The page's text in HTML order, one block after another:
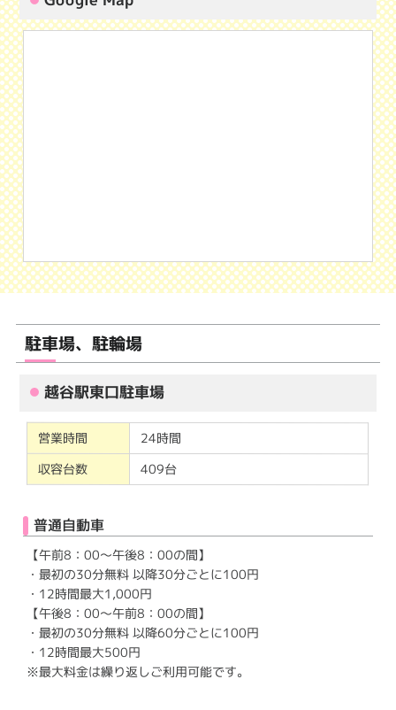
駐車場、駐輪場
越谷駅東口駐車場
営業時間 24時間
収容台数 409台
普通自動車
【午前8：00～午後8：00の間】
・最初の30分無料 以降30分ごとに100円
・12時間最大1,000円
【午後8：00～午前8：00の間】
・最初の30分無料 以降60分ごとに100円
・12時間最大500円
※最大料金は繰り返しご利用可能です。